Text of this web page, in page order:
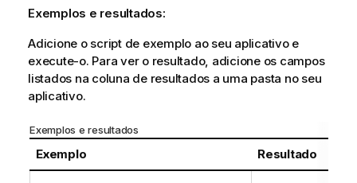
Exemplos e resultados:
Adicione o script de exemplo ao seu aplicativo e
execute-o. Para ver o resultado, adicione os campos
listados na coluna de resultados a uma pasta no seu
aplicativo.
Exemplos e resultados
Exemplo Resultado